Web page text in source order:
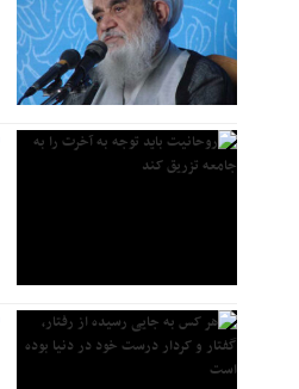
۱۱ اردیبهشت ۱۴۰۳